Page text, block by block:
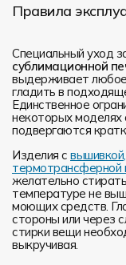
Правила
Специальный уход
сублимационной
выдерживает
гладить в
Единственное
некоторых моделях
подвергаются
Изделия с
термотрансферной
желательно
температуре не
моющих средств.
стороны или через
стирки вещи
выкручивая.